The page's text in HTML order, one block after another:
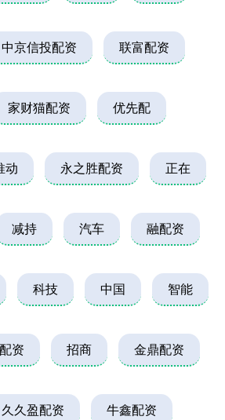
中京信投配资 联富配资
家财猫配资 优先配
动 永之胜配资 正在
减持 汽车 融配资
科技 中国 智能
资 招商 金鼎配资
久久盈配资 牛鑫配资